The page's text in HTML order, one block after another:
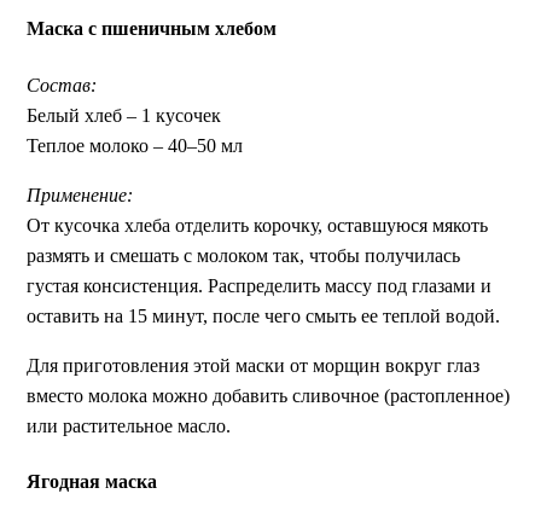
Маска с пшеничным хлебом
Состав:
Белый хлеб – 1 кусочек
Теплое молоко – 40–50 мл
Применение:
От кусочка хлеба отделить корочку, оставшуюся мякоть
размять и смешать с молоком так, чтобы получилась
густая консистенция. Распределить массу под глазами и
оставить на 15 минут, после чего смыть ее теплой водой.
Для приготовления этой маски от морщин вокруг глаз
вместо молока можно добавить сливочное (растопленное)
или растительное масло.
Ягодная маска